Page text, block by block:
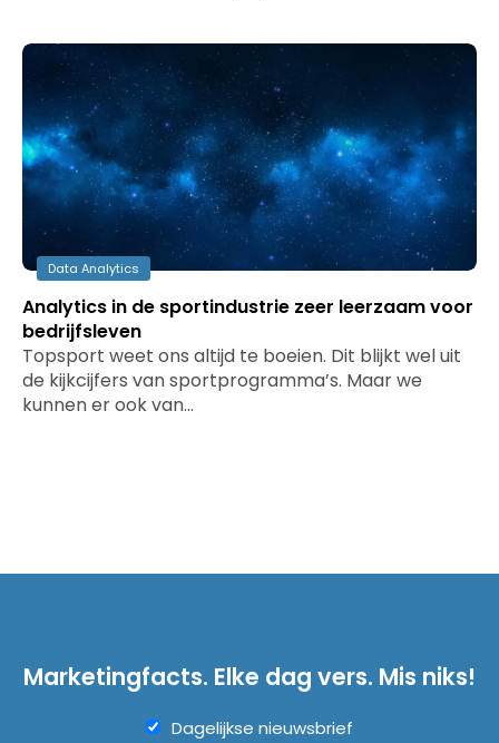
Data Analytics
Analytics in de sportindustrie zeer leerzaam voor
bedrijfsleven
Topsport weet ons altijd te boeien. Dit blijkt wel uit
de kijkcijfers van sportprogramma’s. Maar we
kunnen er ook van…
Marketingfacts. Elke dag vers. Mis niks!
Dagelijkse nieuwsbrief